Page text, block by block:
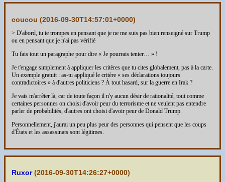
coucou (2016-09-30T14:57:01+0000)
> D'abord, tu te trompes en pensant que je ne me suis pas bien renseigné sur Trump
ou en pensant que je n'ai pas vérifié
Tu fais tout un paragraphe pour dire « Je pourrais tenter… » !
Je t'engage simplement à appliquer les critères que tu cites globalement, pas à la carte.
Un exemple gratuit : as-tu appliqué le critère « ses déclarations toujours
contradictoires » à d'autres politiciens ? À tout hasard, sur la guerre en Irak ?
Je vais m'arrêter là, car de toute façon il n'y aucun désir de rationalité, tout comme
certaines personnes on choisi d'avoir peur du terrorisme et ne veulent pas entendre
parler de probabilités, d'autres ont choisi d'avoir peur de Donald Trump.
Personnellement, j'aurai un peu plus peur des personnes qui pensent que les coups
d'États et les assassinats sont légitimes.
Ruxor(2016-09-30T14:26:27+0000)